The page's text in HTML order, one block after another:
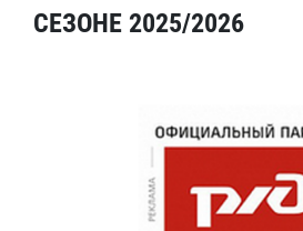
СЕЗОНЕ 2025/2026